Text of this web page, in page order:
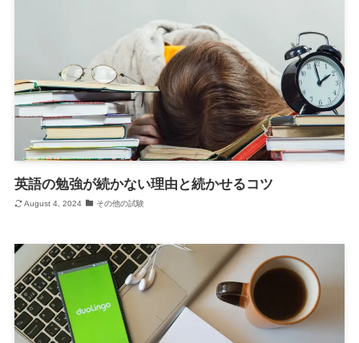
英語の勉強が続かない理由と続かせるコツ
August 4, 2024 その他の試験